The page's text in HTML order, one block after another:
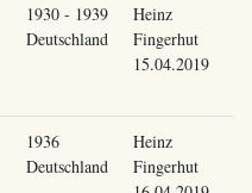
1930 - 1939
Deutschland
Heinz
Fingerhut
15.04.2019
1936
Deutschland
Heinz
Fingerhut